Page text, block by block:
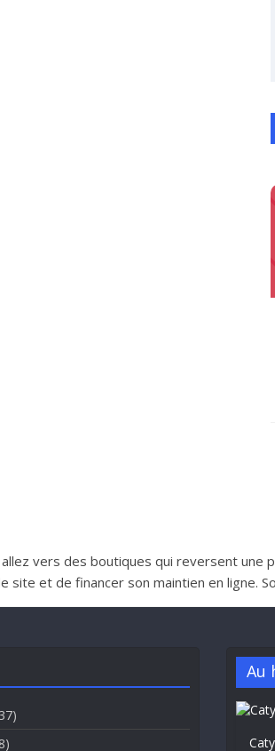
vers des boutiques qui reversent une
et de financer son maintien en ligne.
Au